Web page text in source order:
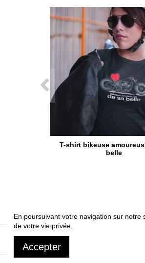
T-shirt bikeuse
belle
En poursuivant votre navigation sur
de votre vie privée.
Accepter